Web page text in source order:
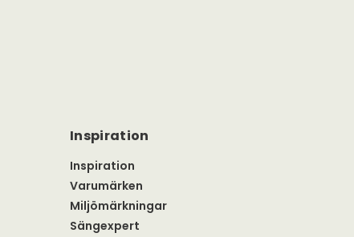
Inspiration
Inspiration
Varumärken
Miljömärkningar
Sängexpert